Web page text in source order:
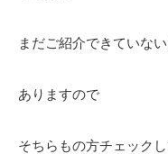
まだご紹介できていな
ありますので
そちらもの方チェックし